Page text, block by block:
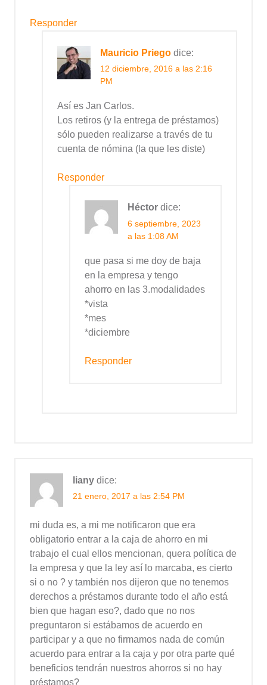
Responder
Mauricio Priego dice:
12 diciembre, 2016 a las 2:16
PM
Así es Jan Carlos.
Los retiros (y la entrega de préstamos)
sólo pueden realizarse a través de tu
cuenta de nómina (la que les diste)
Responder
Héctor dice:
6 septiembre, 2023
a las 1:08 AM
que pasa si me doy de baja
en la empresa y tengo
ahorro en las 3.modalidades
*vista
*mes
*diciembre
Responder
liany dice:
21 enero, 2017 a las 2:54 PM
mi duda es, a mi me notificaron que era
obligatorio entrar a la caja de ahorro en mi
trabajo el cual ellos mencionan, quera política de
la empresa y que la ley así lo marcaba, es cierto
si o no ? y también nos dijeron que no tenemos
derechos a préstamos durante todo el año está
bien que hagan eso?, dado que no nos
preguntaron si estábamos de acuerdo en
participar y a que no firmamos nada de común
acuerdo para entrar a la caja y por otra parte qué
beneficios tendrán nuestros ahorros si no hay
préstamos?